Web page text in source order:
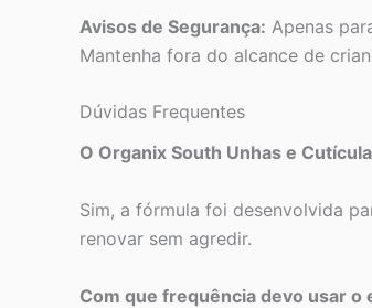
Avisos de Segurança: Apenas
Mantenha fora do alcance de
Dúvidas Frequentes
O Organix South Unhas e
Sim, a fórmula foi desenvolvida
renovar sem agredir.
Com que frequência devo usar o